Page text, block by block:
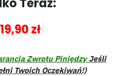
Teraz:
19,90 zł
Zwrotu PiniędzyJeśli
Twoich Oczekiwań!)